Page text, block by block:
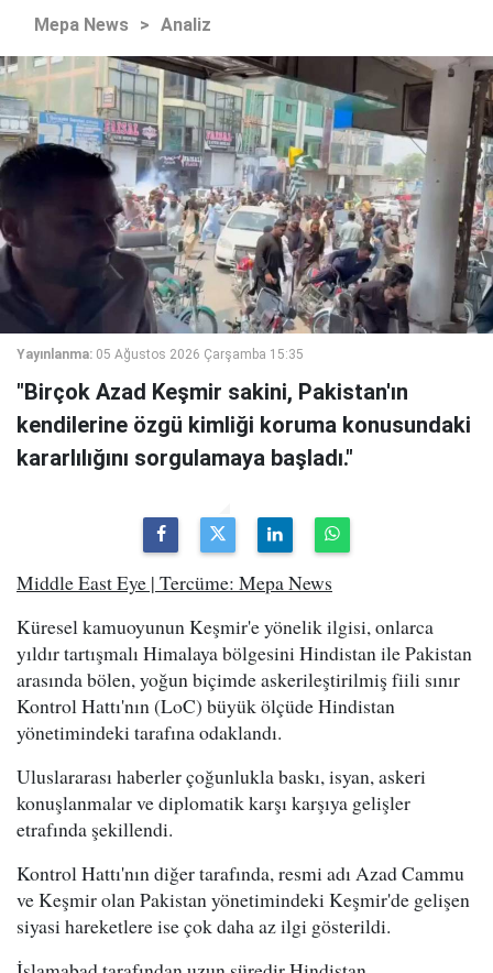
Mepa News > Analiz
Yayınlanma: 05 Ağustos 2026 Çarşamba 15:35
"Birçok Azad Keşmir sakini, Pakistan'ın
kendilerine özgü kimliği koruma konusundaki
kararlılığını sorgulamaya başladı."
Middle East Eye | Tercüme: Mepa News
Küresel kamuoyunun Keşmir'e yönelik ilgisi, onlarca
yıldır tartışmalı Himalaya bölgesini Hindistan ile Pakistan
arasında bölen, yoğun biçimde askerileştirilmiş fiili sınır
Kontrol Hattı'nın (LoC) büyük ölçüde Hindistan
yönetimindeki tarafına odaklandı.
Uluslararası haberler çoğunlukla baskı, isyan, askeri
konuşlanmalar ve diplomatik karşı karşıya gelişler
etrafında şekillendi.
Kontrol Hattı'nın diğer tarafında, resmi adı Azad Cammu
ve Keşmir olan Pakistan yönetimindeki Keşmir'de gelişen
siyasi hareketlere ise çok daha az ilgi gösterildi.